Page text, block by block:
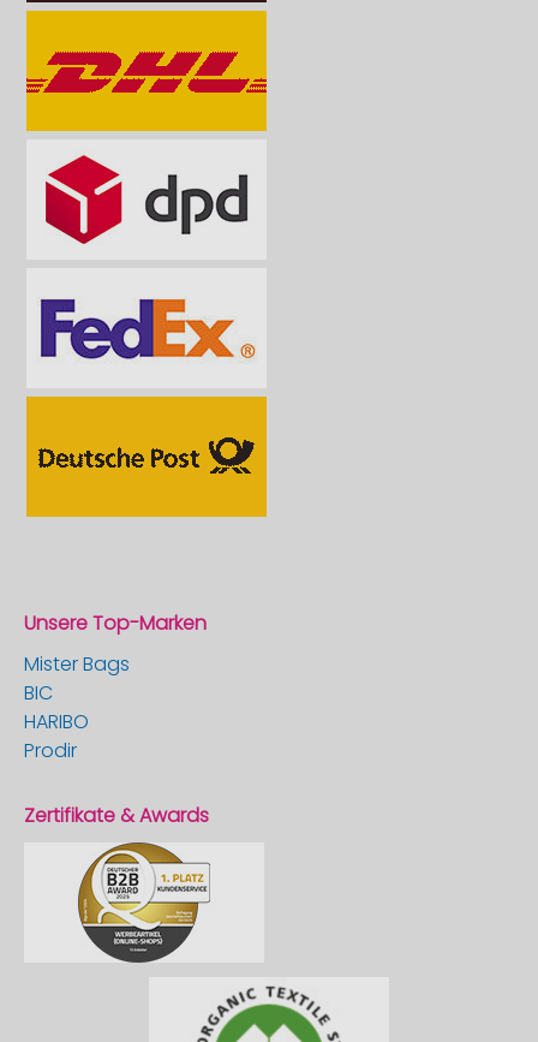
Unsere Top-Marken
Mister Bags
BIC
HARIBO
Prodir
Zertifikate & Awards